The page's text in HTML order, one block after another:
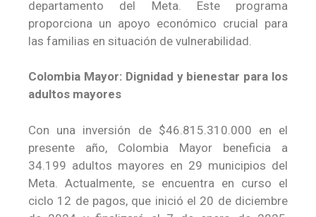
departamento del Meta. Este programa
proporciona un apoyo económico crucial para
las familias en situación de vulnerabilidad.
Colombia Mayor: Dignidad y bienestar para los
adultos mayores
Con una inversión de $46.815.310.000 en el
presente año, Colombia Mayor beneficia a
34.199 adultos mayores en 29 municipios del
Meta. Actualmente, se encuentra en curso el
ciclo 12 de pagos, que inició el 20 de diciembre